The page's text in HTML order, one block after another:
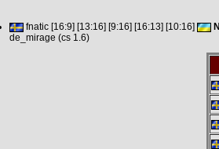
fnatic [16:9] [13:16] [9:16] [16:13] [10:16]
de_mirage (cs 1.6)